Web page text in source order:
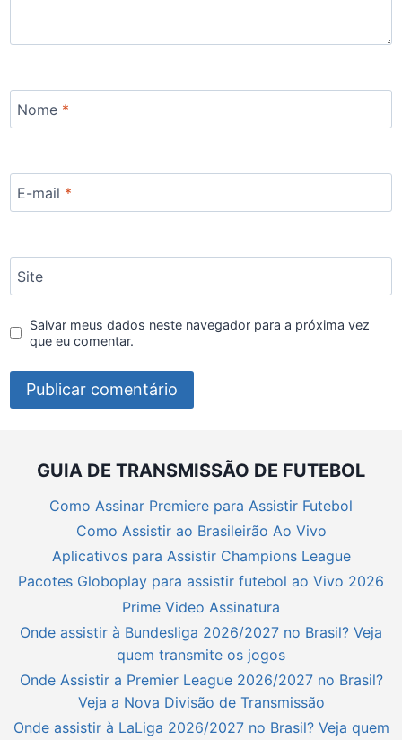
Nome *
E-mail *
Site
Salvar meus dados neste navegador para a próxima vez
que eu comentar.
GUIA DE TRANSMISSÃO DE FUTEBOL
Como Assinar Premiere para Assistir Futebol
Como Assistir ao Brasileirão Ao Vivo
Aplicativos para Assistir Champions League
Pacotes Globoplay para assistir futebol ao Vivo 2026
Prime Video Assinatura
Onde assistir à Bundesliga 2026/2027 no Brasil? Veja
quem transmite os jogos
Onde Assistir a Premier League 2026/2027 no Brasil?
Veja a Nova Divisão de Transmissão
Onde assistir à LaLiga 2026/2027 no Brasil? Veja quem